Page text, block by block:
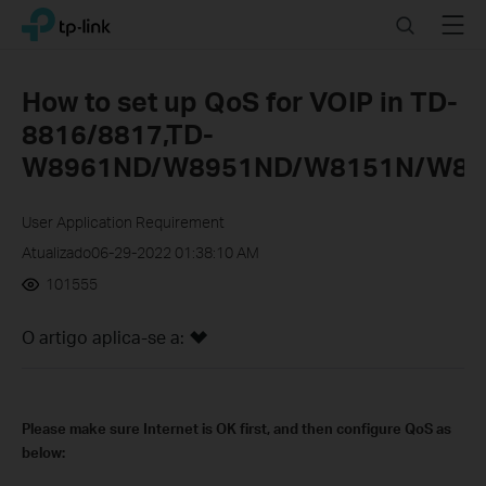
Click
navigation
TP-Link, Reliably Smart SearchMenu
How to set up QoS for VOIP in TD-
8816/8817,TD-
W8961ND/W8951ND/W8151N/
User Application Requirement
Atualizado06-29-2022 01:38:10 AM
101555
O artigo aplica-se a:
Please make sure Internet is OK first, and then configure QoS as
below: